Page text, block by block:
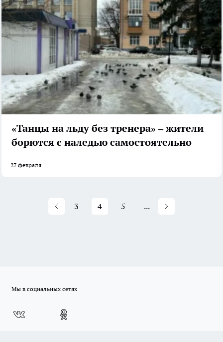
«Танцы на льду без тренера» – жители
борются с наледью самостоятельно
27 февраля
3 4 5 ...
Мы в социальных сетях